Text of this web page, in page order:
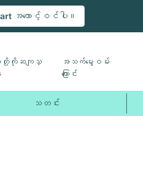
အကောင့်ဝင်ပါ။
ျတို့ကိုဆကျသှ
အသက်မွေးဝမ်း
ကြောင်း
သတင်း